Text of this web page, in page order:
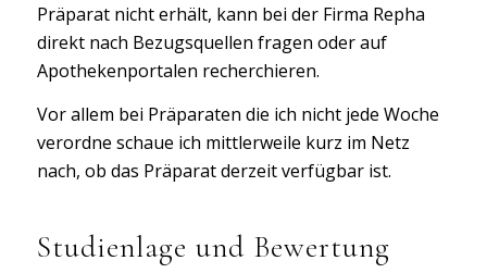
Präparat nicht erhält, kann bei der Firma Repha
direkt nach Bezugsquellen fragen oder auf
Apothekenportalen recherchieren.
Vor allem bei Präparaten die ich nicht jede Woche
verordne schaue ich mittlerweile kurz im Netz
nach, ob das Präparat derzeit verfügbar ist.
Studienlage und Bewertung